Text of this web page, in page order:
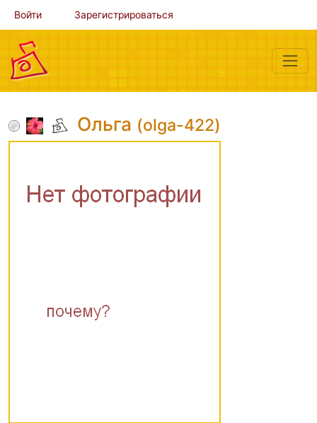
Войти Зарегистрироваться
Ольга (olga-422)